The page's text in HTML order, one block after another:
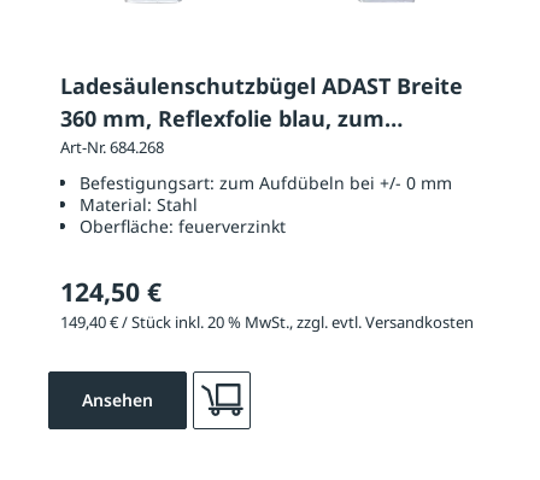
Ladesäulenschutzbügel ADAST Breite
360 mm, Reflexfolie blau, zum
Aufdübeln
Art-Nr. 684.268
Befestigungsart: zum Aufdübeln bei +/- 0 mm
Material: Stahl
Oberfläche: feuerverzinkt
124,50 €
149,40 € / Stück inkl. 20 % MwSt., zzgl. evtl. Versandkosten
Ansehen